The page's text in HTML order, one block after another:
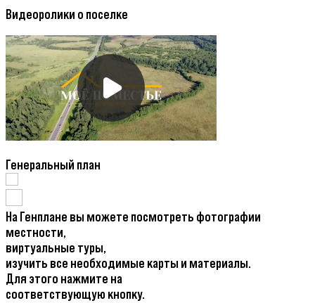
Видеоролики о поселке
Генеральный план
На Генплане вы можете посмотреть фотографии
местности,
виртуальные туры,
изучить все необходимые карты и материалы.
Для этого нажмите на
соответствующую кнопку.